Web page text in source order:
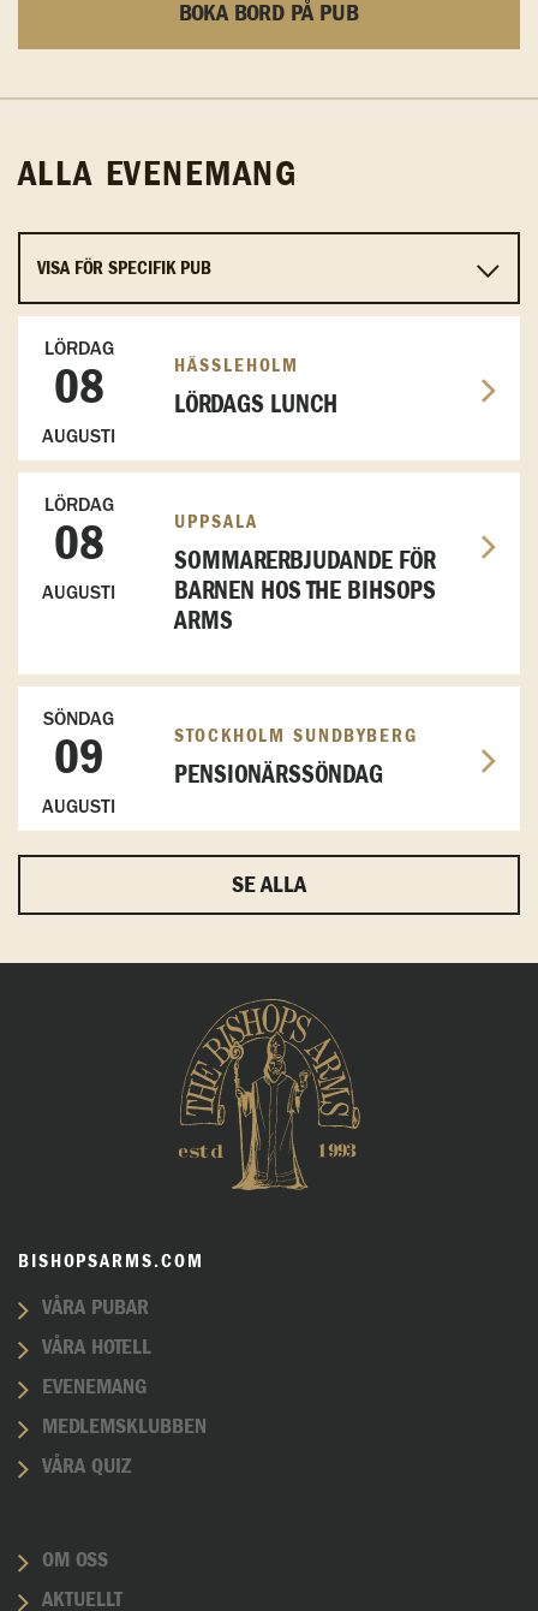
BOKA BORD PÅ PUB
ALLA EVENEMANG
LÖRDAG
08
AUGUSTI
HÄSSLEHOLM
LÖRDAGS LUNCH
LÖRDAG
08
AUGUSTI
UPPSALA
SOMMARERBJUDANDE FÖR
BARNEN HOS THE BIHSOPS
ARMS
SÖNDAG
09
AUGUSTI
STOCKHOLM SUNDBYBERG
PENSIONÄRSSÖNDAG
SE ALLA
BISHOPSARMS.COM
VÅRA PUBAR
VÅRA HOTELL
EVENEMANG
MEDLEMSKLUBBEN
VÅRA QUIZ
OM OSS
AKTUELLT